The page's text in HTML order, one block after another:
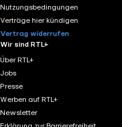
Nutzungsbedingungen
Verträge hier kündigen
Vertrag widerrufen
Wir sind RTL+
Über RTL+
Jobs
Presse
Werben auf RTL+
Newsletter